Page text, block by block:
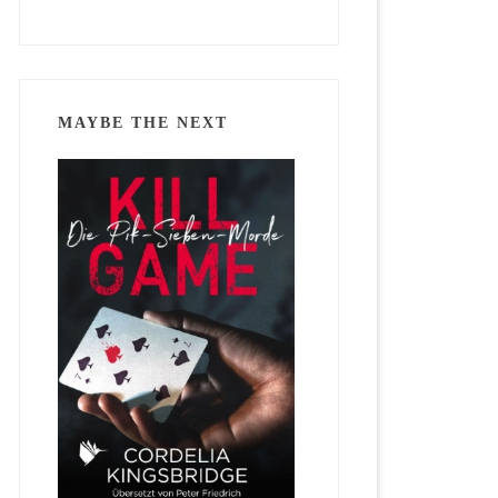
MAYBE THE NEXT